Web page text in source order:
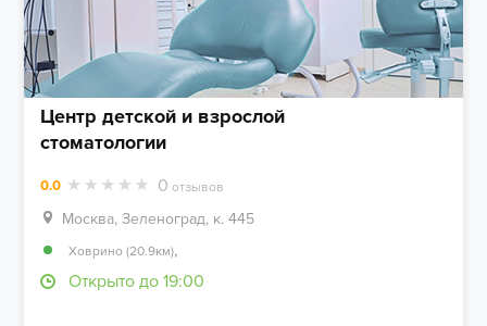
Центр детской и взрослой
стоматологии
0.0 0 отзывов
Москва, Зеленоград, к. 445
Ховрино (20.9км),
Открыто до 19:00